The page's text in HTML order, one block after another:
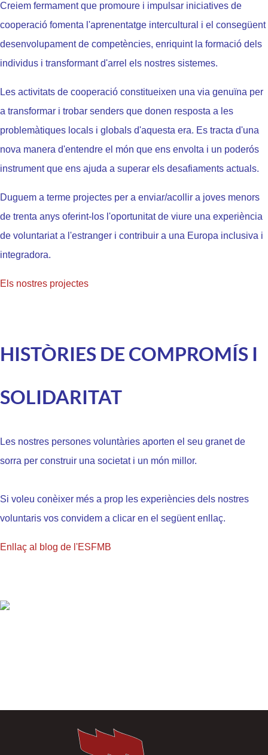
Creiem fermament que promoure i impulsar iniciatives de
cooperació fomenta l'aprenentatge intercultural i el consegüent
desenvolupament de competències, enriquint la formació dels
individus i transformant d'arrel els nostres sistemes.
Les activitats de cooperació constitueixen una via genuïna per
a transformar i trobar senders que donen resposta a les
problemàtiques locals i globals d'aquesta era. Es tracta d'una
nova manera d'entendre el món que ens envolta i un poderós
instrument que ens ajuda a superar els desafiaments actuals.
Duguem a terme projectes per a enviar/acollir a joves menors
de trenta anys oferint-los l'oportunitat de viure una experiència
de voluntariat a l'estranger i contribuir a una Europa inclusiva i
integradora.
Els nostres projectes
HISTÒRIES DE COMPROMÍS I
SOLIDARITAT
Les nostres persones voluntàries aporten el seu granet de
sorra per construir una societat i un món millor.
Si voleu conèixer més a prop les experiències dels nostres
voluntaris vos convidem a clicar en el següent enllaç.
Enllaç al blog de l'ESFMB